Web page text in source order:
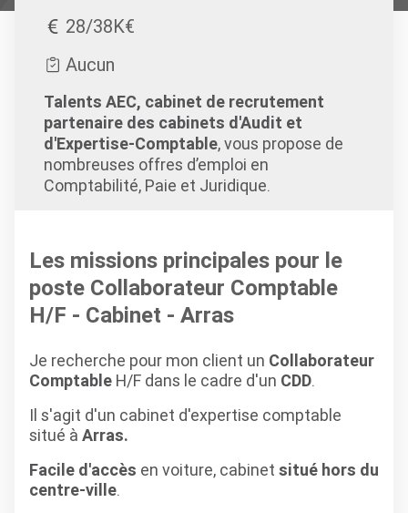
28/38K€
Aucun
Talents AEC, cabinet de recrutement
partenaire des cabinets d'Audit et
d'Expertise-Comptable, vous propose de
nombreuses offres d’emploi en
Comptabilité, Paie et Juridique.
Les missions principales pour le
poste Collaborateur Comptable
H/F - Cabinet - Arras
Je recherche pour mon client un Collaborateur
Comptable H/F dans le cadre d'un CDD.
Il s'agit d'un cabinet d'expertise comptable
situé à Arras.
Facile d'accès en voiture, cabinet situé hors du
centre-ville.